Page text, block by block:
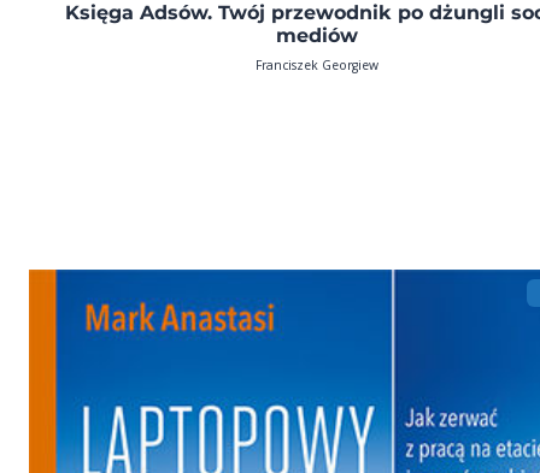
Księga Adsów. Twój przewodnik po dżungli
mediów
Franciszek Georgiew